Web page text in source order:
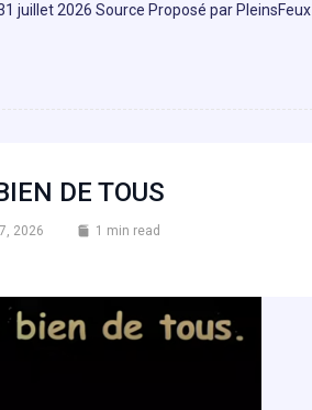
juillet 2026 Source Proposé par PleinsFeux
DE TOUS
2026 1 min read